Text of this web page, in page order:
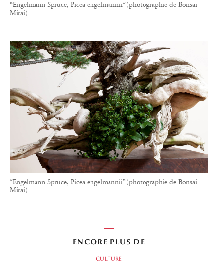
“Engelmann Spruce, Picea engelmannii” (photographie de Bonsai
Mirai)
“Engelmann Spruce, Picea engelmannii” (photographie de Bonsai
Mirai)
ENCORE PLUS DE
CULTURE